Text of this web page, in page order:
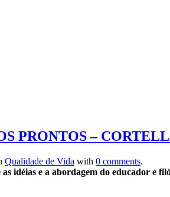
PRONTOS –
Qualidade de Vida with 0 comments.
idéias e a abordagem do educador e